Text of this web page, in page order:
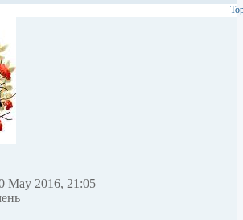
May 2016, 21:05